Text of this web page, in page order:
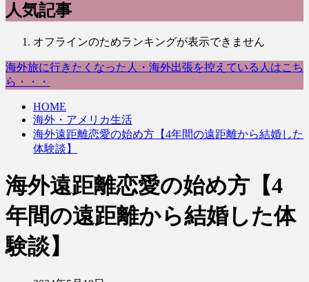
人気記事
オフラインのためランキングが表示できません
海外旅に行きたくなった人・海外出張を控えている人はこち
ら・・・
HOME
海外・アメリカ生活
海外遠距離恋愛の始め方【4年間の遠距離から結婚した
体験談】
海外遠距離恋愛の始め方【4
年間の遠距離から結婚した体
験談】